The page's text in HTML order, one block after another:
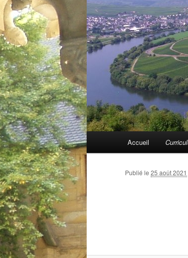
Aller
au
Accueil
Publié le 25 août 2021